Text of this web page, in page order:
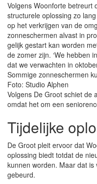
Volgens Woonforte betreurt
structurele oplossing zo
op het verkrijgen van de
zonneschermen alvast in
gelijk gestart kan worden
de zomer zijn. ‘We hebben
dat we verwachten in
Sommige zonneschermen
Foto: Studio Alphen
Volgens De Groot schiet de
omdat het om een
Tijdelijke
De Groot pleit ervoor dat
oplossing biedt totdat de
kunnen worden. Maar dat is
gebeurd.